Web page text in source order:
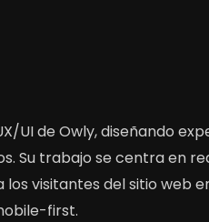
UI de Owly, diseñando
Su trabajo se centra en
visitantes del sitio web
first.